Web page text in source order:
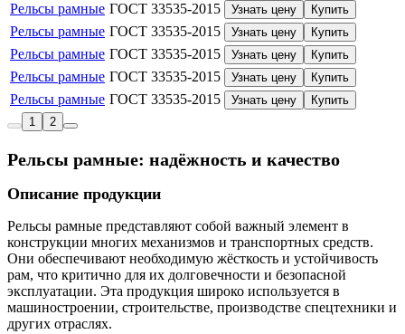
Рельсы рамные ГОСТ 33535-2015 Узнать цену Купить
Рельсы рамные ГОСТ 33535-2015 Узнать цену Купить
Рельсы рамные ГОСТ 33535-2015 Узнать цену Купить
Рельсы рамные ГОСТ 33535-2015 Узнать цену Купить
Рельсы рамные ГОСТ 33535-2015 Узнать цену
Купить
1
2
Рельсы рамные: надёжность и качество
Описание продукции
Рельсы рамные представляют собой важный элемент в
конструкции многих механизмов и транспортных средств.
Они обеспечивают необходимую жёсткость и устойчивость
рам, что критично для их долговечности и безопасной
эксплуатации. Эта продукция широко используется в
машиностроении, строительстве, производстве спецтехники и
других отраслях.